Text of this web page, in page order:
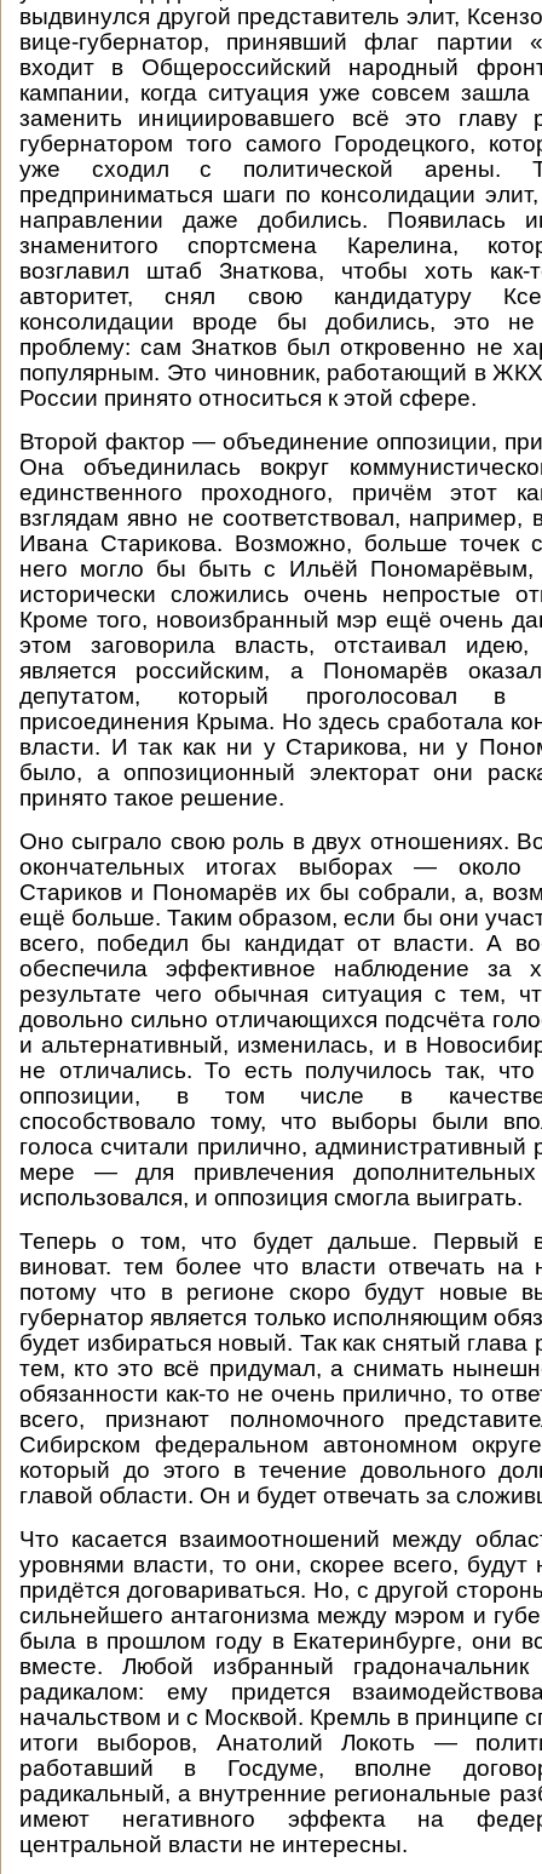
выдвинулся другой представитель элит,
вице-губернатор, принявший флаг партии
входит в Общероссийский народный
кампании, когда ситуация уже совсем зашла
заменить инициировавшего всё это главу
губернатором того самого Городецкого,
уже сходил с политической арены.
предприниматься шаги по консолидации
направлении даже добились. Появилась
знаменитого спортсмена Карелина,
возглавил штаб Знаткова, чтобы хоть как-
авторитет, снял свою кандидатуру
консолидации вроде бы добились, это
проблему: сам Знатков был откровенно не
популярным. Это чиновник, работающий в
России принято относиться к этой сфере.
Второй фактор — объединение оппозиции,
Она объединилась вокруг
единственного проходного, причём этот
взглядам явно не соответствовал, например,
Ивана Старикова. Возможно, больше точек
него могло бы быть с Ильёй
исторически сложились очень непростые
Кроме того, новоизбранный мэр ещё очень
этом заговорила власть, отстаивал идею,
является российским, а Пономарёв
депутатом, который проголосовал в
присоединения Крыма. Но здесь сработала
власти. И так как ни у Старикова, ни у
было, а оппозиционный электорат они
принято такое решение.
Оно сыграло свою роль в двух отношениях.
окончательных итогах выборах —
Стариков и Пономарёв их бы собрали, а,
ещё больше. Таким образом, если бы они
всего, победил бы кандидат от власти. А
обеспечила эффективное наблюдение за
результате чего обычная ситуация с тем,
довольно сильно отличающихся подсчёта
и альтернативный, изменилась, и в
не отличались. То есть получилось так, что
оппозиции, в том числе в качестве
способствовало тому, что выборы были
голоса считали прилично, административный
мере — для привлечения
использовался, и оппозиция смогла выиграть.
Теперь о том, что будет дальше. Первый
виноват. тем более что власти отвечать на
потому что в регионе скоро будут новые
губернатор является только исполняющим
будет избираться новый. Так как снятый глава
тем, кто это всё придумал, а снимать
обязанности как-то не очень прилично, то
всего, признают полномочного
Сибирском федеральном автономном
который до этого в течение довольного
главой области. Он и будет отвечать за
Что касается взаимоотношений между
уровнями власти, то они, скорее всего, будут
придётся договариваться. Но, с другой
сильнейшего антагонизма между мэром и
была в прошлом году в Екатеринбурге, они
вместе. Любой избранный
радикалом: ему придется
начальством и с Москвой. Кремль в принципе
итоги выборов, Анатолий Локоть —
работавший в Госдуме, вполне
радикальный, а внутренние региональные
имеют негативного эффекта на
центральной власти не интересны.